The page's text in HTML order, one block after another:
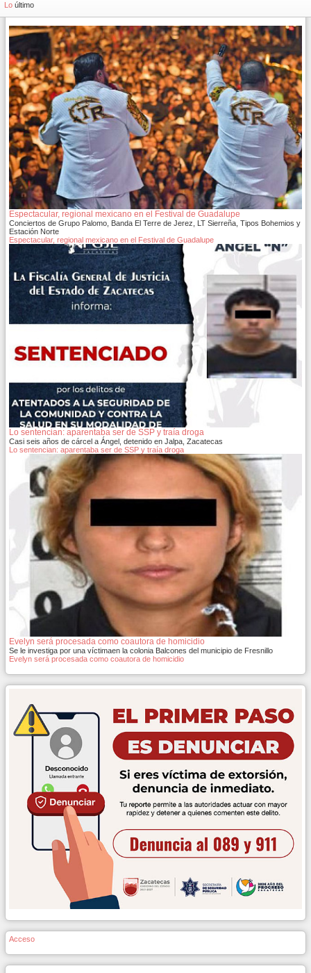
Lo último
Espectacular, regional mexicano en el Festival de Guadalupe
Conciertos de Grupo Palomo, Banda El Terre de Jerez, LT Sierreña, Tipos Bohemios y
Estación Norte
Espectacular, regional mexicano en el Festival de Guadalupe
Lo sentencian: aparentaba ser de SSP y traía droga
Casi seis años de cárcel a Ángel, detenido en Jalpa, Zacatecas
Lo sentencian: aparentaba ser de SSP y traía droga
Evelyn será procesada como coautora de homicidio
Se le investiga por una víctimaen la colonia Balcones del municipio de Fresnillo
Evelyn será procesada como coautora de homicidio
Acceso